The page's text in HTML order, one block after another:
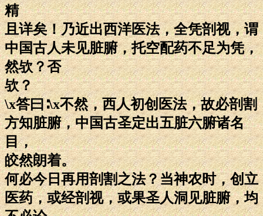
精
且详矣！乃近出西洋医法，全凭剖视，谓
中国古人未见脏腑，托空配药不足为凭，
然欤？否
欤？
\x答曰∶\x不然，西人初创医法，故必剖割
方知脏腑，中国古圣定出五脏六腑诸名
目，
皎然朗着。
何必今日再用剖割之法？当神农时，创立
医药，或经剖视，或果圣人洞见脏腑，均